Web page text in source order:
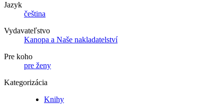
Jazyk
čeština
Vydavateľstvo
Kanopa a Naše nakladatelství
Pre koho
pre ženy
Kategorizácia
Knihy